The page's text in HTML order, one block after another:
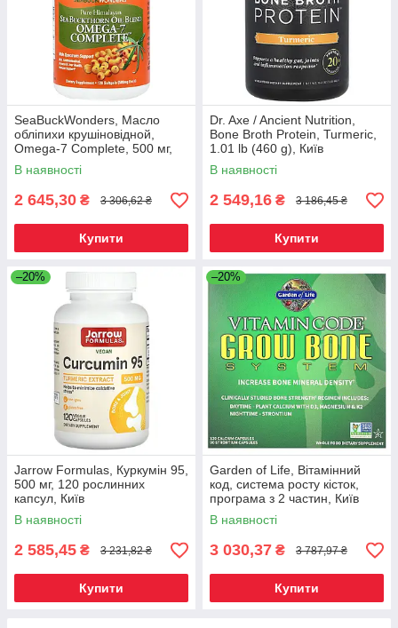
SeaBuckWonders, Масло
обліпихи крушіновідной,
Omega-7 Complete, 500 мг,
120 м'яких капсул, Київ
В наявності
2 645,30 ₴ 3 306,62 ₴
Купити
Dr. Axe / Ancient Nutrition,
Bone Broth Protein, Turmeric,
1.01 lb (460 g), Київ
В наявності
2 549,16 ₴ 3 186,45 ₴
Купити
–20%
Jarrow Formulas, Куркумін 95,
500 мг, 120 рослинних
капсул, Київ
В наявності
2 585,45 ₴ 3 231,82 ₴
Купити
–20%
Garden of Life, Вітамінний
код, система росту кісток,
програма з 2 частин, Київ
В наявності
3 030,37 ₴ 3 787,97 ₴
Купити